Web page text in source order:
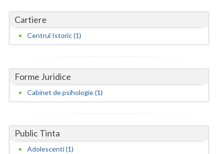
Harghita
Hunedoara
Iasi
Ilfov
Mehedinti
Cartiere
Centrul Istoric (1)
Forme Juridice
Cabinet de psihologie (1)
Public Tinta
Adolescenti (1)